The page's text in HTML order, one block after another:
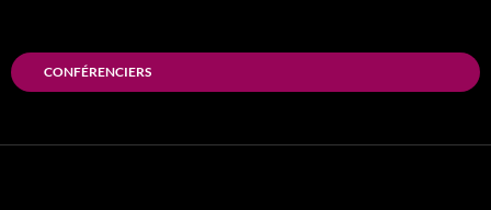
CONFÉRENCIERS